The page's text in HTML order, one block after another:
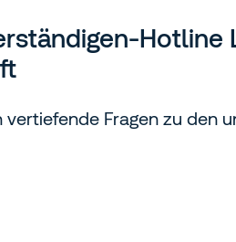
Hotline
vertiefende Fragen zu den